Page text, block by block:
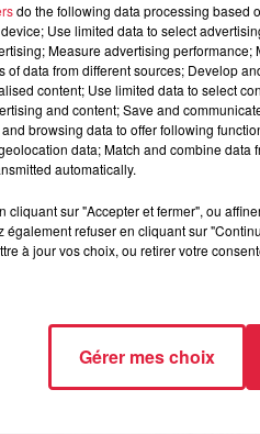
beach-volleyet desyachts
, deux nouveaux espaces
« Snorri’s Rutscheplads ».
(les plus longs au monde !)
do the following data processing based
Use limited data to select
Measure advertising
of data from different sources; Develop
content; Use limited data to select
and content; Save and
browsing data to offer following
data; Match and combine
automatically.
cliquant sur "Accepter et fermer", ou
également refuser en cliquant sur
à jour vos choix, ou retirer votre
Gérer mes choix